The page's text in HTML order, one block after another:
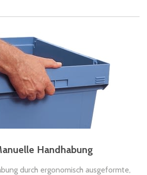
Handhabung
durch ergonomisch ausgeformte,